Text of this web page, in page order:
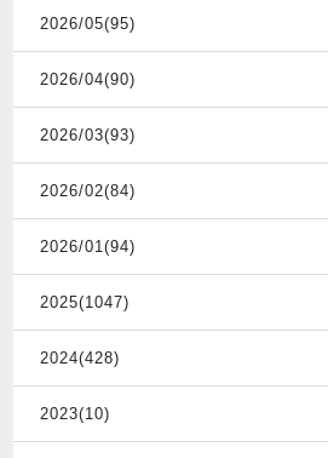
2026/05(95)
2026/04(90)
2026/03(93)
2026/02(84)
2026/01(94)
2025(1047)
2024(428)
2023(10)